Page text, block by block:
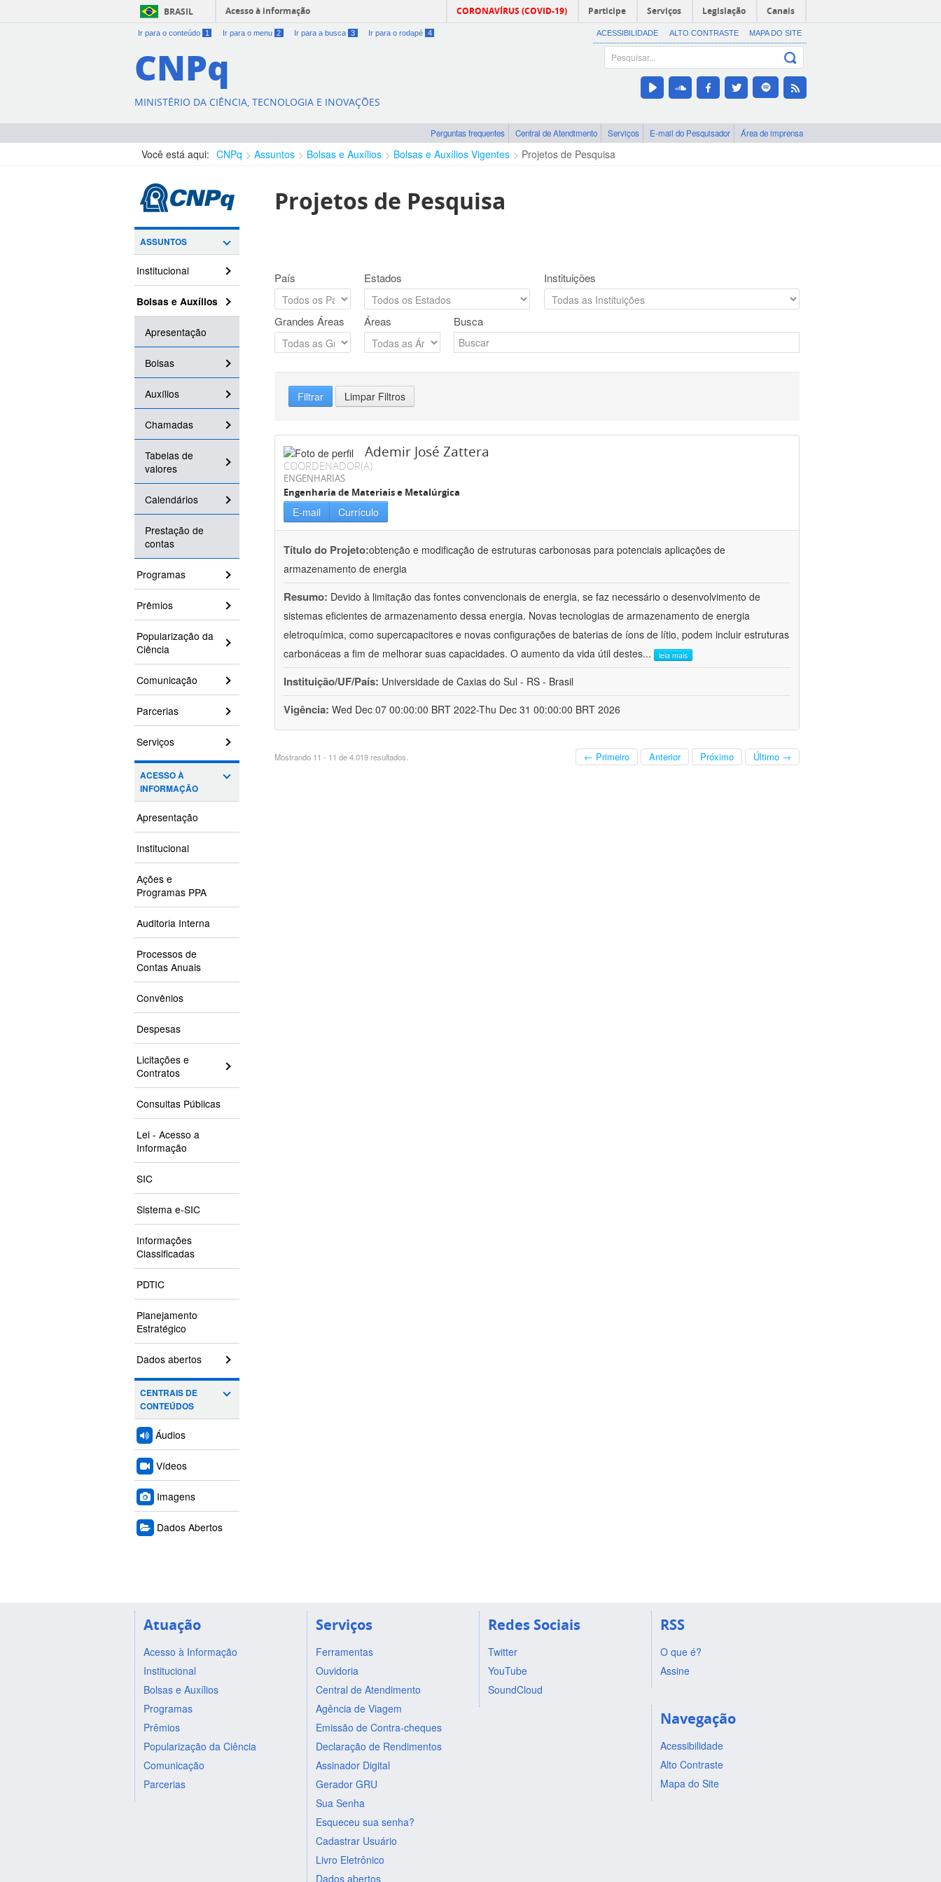
BRASIL Acesso à informação CORONAVÍRUS (COVID-19) Participe Serviços Legislação Canais
Ir para o conteúdo 1 Ir para o menu 2 Ir para a busca 3 Ir para o rodapé 4 ACESSIBILIDADE ALTO CONTRASTE MAPA DO SITE
CNPq
MINISTÉRIO DA CIÊNCIA, TECNOLOGIA E INOVAÇÕES
Perguntas frequentes Central de Atendimento Serviços E-mail do Pesquisador Área de imprensa
Você está aqui: CNPq Assuntos Bolsas e Auxílios Bolsas e Auxílios Vigentes Projetos de Pesquisa
ASSUNTOS
Institucional
Bolsas e Auxílios
Apresentação
Bolsas
Auxílios
Chamadas
Tabelas de
valores
Calendários
Prestação de
contas
Programas
Prêmios
Popularização da
Ciência
Comunicação
Parcerias
Serviços
ACESSO À
INFORMAÇÃO
Apresentação
Institucional
Ações e
Programas PPA
Auditoria Interna
Processos de
Contas Anuais
Convênios
Despesas
Licitações e
Contratos
Consultas Públicas
Lei - Acesso a
Informação
SIC
Sistema e-SIC
Informações
Classificadas
PDTIC
Planejamento
Estratégico
Dados abertos
CENTRAIS DE
CONTEÚDOS
Áudios
Vídeos
Imagens
Dados Abertos
Projetos de Pesquisa
País Estados Instituições
Grandes Áreas Áreas Busca
Filtrar Limpar Filtros
Ademir José Zattera
COORDENADOR(A)
ENGENHARIAS
Engenharia de Materiais e Metalúrgica
E-mail Currículo
Título do Projeto:obtenção e modificação de estruturas carbonosas para potenciais aplicações de
armazenamento de energia
Resumo: Devido à limitação das fontes convencionais de energia, se faz necessário o desenvolvimento de
sistemas eficientes de armazenamento dessa energia. Novas tecnologias de armazenamento de energia
eletroquímica, como supercapacitores e novas configurações de baterias de íons de lítio, podem incluir estruturas
carbonáceas a fim de melhorar suas capacidades. O aumento da vida útil destes... leia mais
Instituição/UF/País: Universidade de Caxias do Sul - RS - Brasil
Vigência: Wed Dec 07 00:00:00 BRT 2022-Thu Dec 31 00:00:00 BRT 2026
Mostrando 11 - 11 de 4.019 resultados. ← Primeiro Anterior Próximo Último →
Atuação
Acesso à Informação
Institucional
Bolsas e Auxílios
Programas
Prêmios
Popularização da Ciência
Comunicação
Parcerias
Serviços
Ferramentas
Ouvidoria
Central de Atendimento
Agência de Viagem
Emissão de Contra-cheques
Declaração de Rendimentos
Assinador Digital
Gerador GRU
Sua Senha
Esqueceu sua senha?
Cadastrar Usuário
Livro Eletrônico
Dados abertos
Redes Sociais
Twitter
YouTube
SoundCloud
RSS
O que é?
Assine
Navegação
Acessibilidade
Alto Contraste
Mapa do Site